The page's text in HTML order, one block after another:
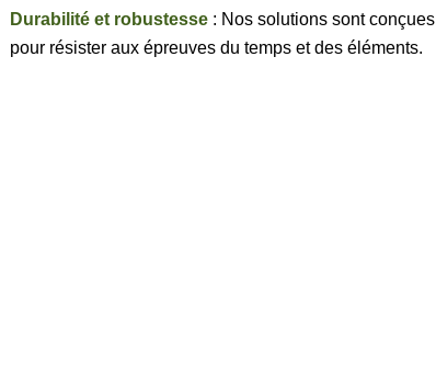
Durabilité et robustesse : Nos solutions sont conçues
pour résister aux épreuves du temps et des éléments.